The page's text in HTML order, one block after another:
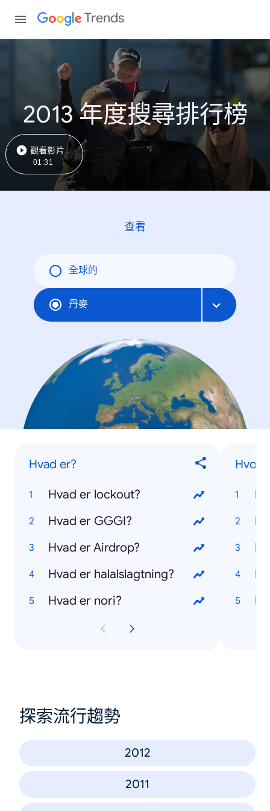
Trends
2013 年度搜尋排行榜
觀看影片
01:31
查看
全球的
丹麥
Hvad er?
Hvad er lockout?
Hvad er GGGI?
Hvad er Airdrop?
Hvad er halalslagtning?
Hvad er nori?
Hvor
探索流行趨勢
2012
2011